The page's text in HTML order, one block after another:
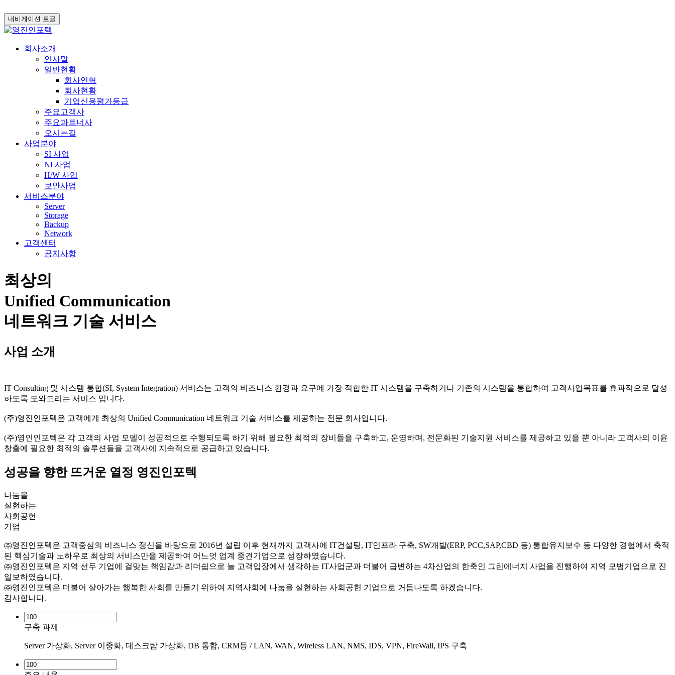
내비게이션 토글
회사소개
인사말
일반현황
회사연혁
회사현황
기업신용평가등급
주요고객사
주요파트너사
오시는길
사업분야
SI 사업
NI 사업
H/W 사업
보안사업
서비스분야
Server
Storage
Backup
Network
고객센터
공지사항
최상의
Unified Communication
네트워크 기술 서비스
사업 소개
IT Consulting 및 시스템 통합(SI, System Integration) 서비스는 고객의 비즈니스 환경과 요구에 가장 적합한 IT 시스템을 구축하거나 기존의 시스템을 통합하여 고객사업목표를 효과적으로 달성
하도록 도와드리는 서비스 입니다.
(주)영진인포텍은 고객에게 최상의 Unified Communication 네트워크 기술 서비스를 제공하는 전문 회사입니다.
(주)영인인포텍은 각 고객의 사업 모델이 성공적으로 수행되도록 하기 위해 필요한 최적의 장비들을 구축하고, 운영하며, 전문화된 기술지원 서비스를 제공하고 있을 뿐 아니라 고객사의 이윤
창출에 필요한 최적의 솔루션들을 고객사에 지속적으로 공급하고 있습니다.
성공을 향한 뜨거운 열정 영진인포텍
나눔을
실현하는
사회공헌
기업
㈜영진인포텍은 고객중심의 비즈니스 정신을 바탕으로 2016년 설립 이후 현재까지 고객사에 IT건설팅, IT인프라 구축, SW개발(ERP, PCC,SAP,CBD 등) 통합유지보수 등 다양한 경험에서 축적
된 핵심기술과 노하우로 최상의 서비스만을 제공하여 어느덧 업계 중견기업으로 성장하였습니다.
㈜영진인포텍은 지역 선두 기업에 걸맞는 책임감과 리더쉽으로 늘 고객입장에서 생각하는 IT사업군과 더불어 급변하는 4차산업의 한축인 그린에너지 사업을 진행하여 지역 모범기업으로 진
일보하였습니다.
㈜영진인포텍은 더불어 살아가는 행복한 사회를 만들기 위하여 지역사회에 나눔을 실현하는 사회공헌 기업으로 거듭나도록 하겠습니다.
감사합니다.
구축 과제
Server 가상화, Server 이중화, 데스크탑 가상화, DB 통합, CRM등 / LAN, WAN, Wireless LAN, NMS, IDS, VPN, FireWall, IPS 구축